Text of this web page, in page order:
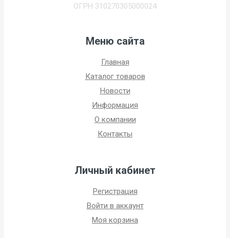
ОГРН 310270305000024
Меню сайта
Главная
Каталог товаров
Новости
Информация
О компании
Контакты
Личный кабинет
Регистрация
Войти в аккаунт
Моя корзина